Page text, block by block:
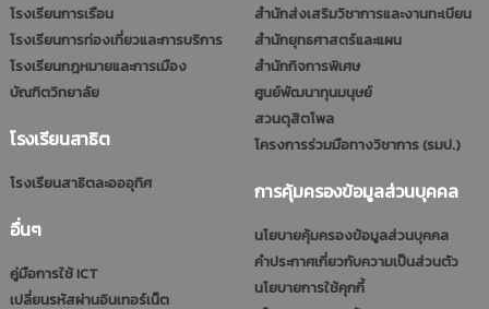
โรงเรียนการเรือน
โรงเรียนการท่องเที่ยวและการบริการ
โรงเรียนกฎหมายและการเมือง
บัณฑิตวิทยาลัย
โรงเรียนสาธิต
โรงเรียนสาธิตละอออุทิศ
อื่นๆ
คู่มือการใช้ ICT
เปลี่ยนรหัสผ่านอินเทอร์เน็ต
สำนักส่งเสริมวิชาการและงานทะเบียน
สำนักยุทธศาสตร์และแผน
สำนักกิจการพิเศษ
ศูนย์พัฒนาทุนมนุษย์
สวนดุสิตโพล
โครงการร่วมมือทางวิชาการ (รมป.)
การคุ้มครองข้อมูลส่วนบุคคล
นโยบายคุ้มครองข้อมูลส่วนบุคคล
คำประกาศเกี่ยวกับความเป็นส่วนตัว
นโยบายการใช้คุกกี้